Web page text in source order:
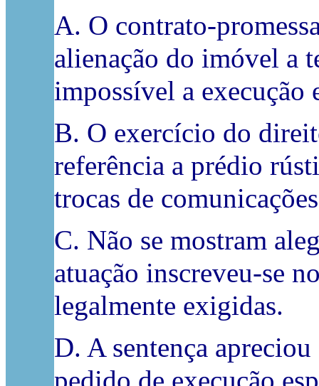
A. O
alienação do imóvel a
impossível a
B. O exercício do
referência a prédio
trocas de
C. Não se mostram
atuação inscreveu‑se
legalmente exigidas.
D. A sentença